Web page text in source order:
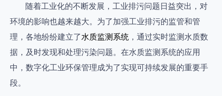
随着工业化的不断发展，工业排污问题日益突出，对
环境的影响也越来越大。为了加强工业排污的监管和管
理，各地纷纷建立了水质监测系统 ，通过实时监测水质数
据，及时发现和处理污染问题。在水质监测系统的应用
中，数字化工业环保管理成为了实现可持续发展的重要手
段。